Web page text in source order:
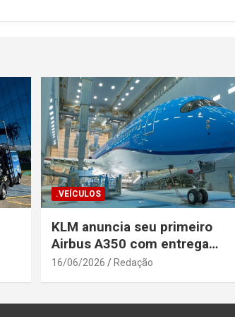
.VEÍCULOS
KLM anuncia seu primeiro
Airbus A350 com entrega
prevista até o fim de agosto
16/06/2026 Redação